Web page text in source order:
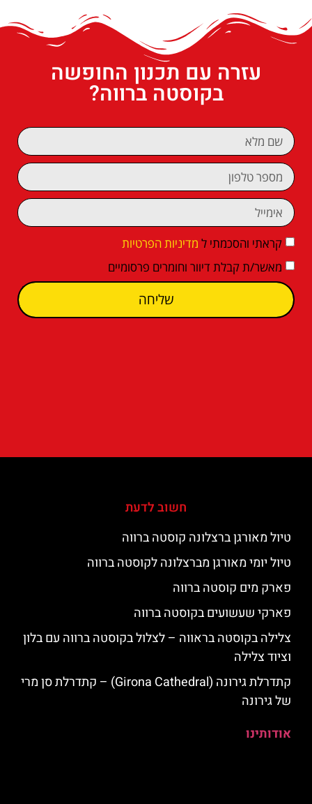
עזרה עם תכנון החופשה
בקוסטה ברווה?
קראתי והסכמתי ל מדיניות הפרטיות
מאשר/ת קבלת דיוור וחומרים פרסומיים
שליחה
חשוב לדעת
טיול מאורגן ברצלונה קוסטה ברווה
טיול יומי מאורגן מברצלונה לקוסטה ברווה
פארק מים קוסטה ברווה
פארקי שעשועים בקוסטה ברווה
צלילה בקוסטה בראווה – לצלול בקוסטה ברווה עם בלון
וציוד צלילה
קתדרלת גירונה (Girona Cathedral) – קתדרלת סן מרי
של גירונה
אודותינו